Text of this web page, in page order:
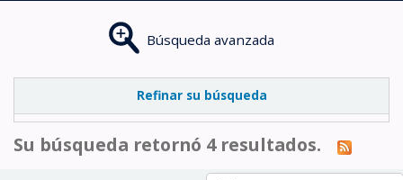
Búsqueda avanzada
Refinar su búsqueda
Su búsqueda retornó 4 resultados.